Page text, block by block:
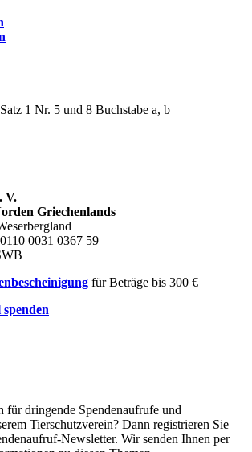
1 Nr. 5 und 8 Buchstabe a, b
V.
Griechenlands
0031 0367 59
für Beträge bis 300 €
für dringende Spendenaufrufe und
Tierschutzverein? Dann registrieren Sie
Newsletter. Wir senden Ihnen per